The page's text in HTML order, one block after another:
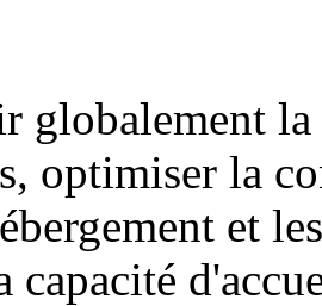
globalement
optimiser la
et
capacité